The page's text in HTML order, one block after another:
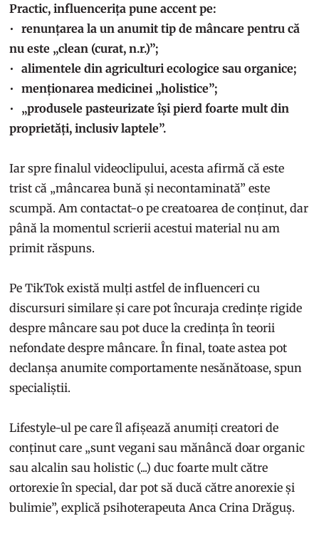
Practic, influencerița pune accent pe:
renunțarea la un anumit tip de mâncare pentru că
nu este „clean (curat, n.r.)”;
alimentele din agriculturi ecologice sau organice;
menționarea medicinei „holistice”;
„produsele pasteurizate își pierd foarte mult din
proprietăți, inclusiv laptele”.
Iar spre finalul videoclipului, acesta afirmă că este
trist că „mâncarea bună și necontaminată” este
scumpă. Am contactat-o pe creatoarea de conținut, dar
până la momentul scrierii acestui material nu am
primit răspuns.
Pe TikTok există mulți astfel de influenceri cu
discursuri similare și care pot încuraja credințe rigide
despre mâncare sau pot duce la credința în teorii
nefondate despre mâncare. În final, toate astea pot
declanșa anumite comportamente nesănătoase, spun
specialiștii.
Lifestyle-ul pe care îl afișează anumiți creatori de
conținut care „sunt vegani sau mănâncă doar organic
sau alcalin sau holistic (...) duc foarte mult către
ortorexie în special, dar pot să ducă către anorexie și
bulimie”, explică psihoterapeuta Anca Crina Drăguș.